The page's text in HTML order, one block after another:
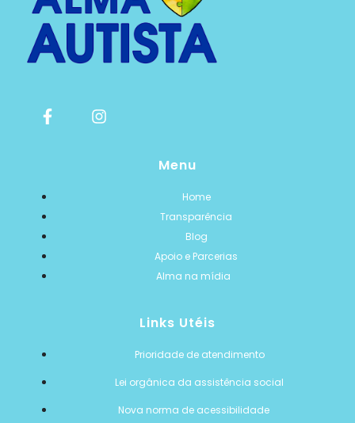
Menu
Home
Transparência
Blog
Apoio e Parcerias
Alma na mídia
Links Utéis
Prioridade de atendimento
Lei orgânica da assistência social
Nova norma de acessibilidade